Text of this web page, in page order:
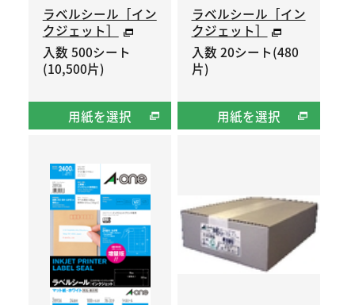
ラベルシール［イン
クジェット］
入数 500シート
(10,500片)
用紙を選択
ラベルシール［イン
クジェット］
入数 20シート(480
片)
用紙を選択